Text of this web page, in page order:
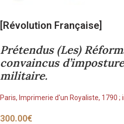
[Révolution Française]
Prétendus (Les)
convaincus
militaire.
Paris, Imprimerie d'un Royaliste, 1790 ;
300.00€